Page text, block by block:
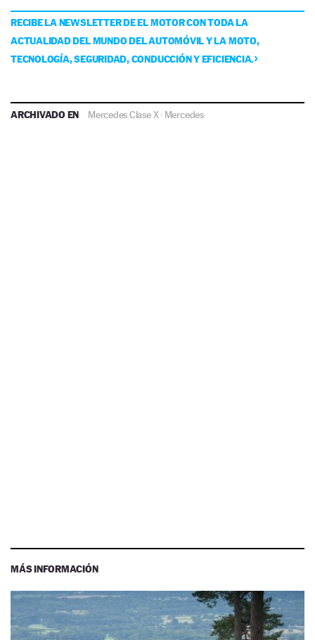
RECIBE LA NEWSLETTER DE EL MOTOR CON TODA LA
ACTUALIDAD DEL MUNDO DEL AUTOMÓVIL Y LA MOTO,
TECNOLOGÍA, SEGURIDAD, CONDUCCIÓN Y EFICIENCIA.
ARCHIVADO EN Mercedes Clase X· Mercedes
MÁS INFORMACIÓN